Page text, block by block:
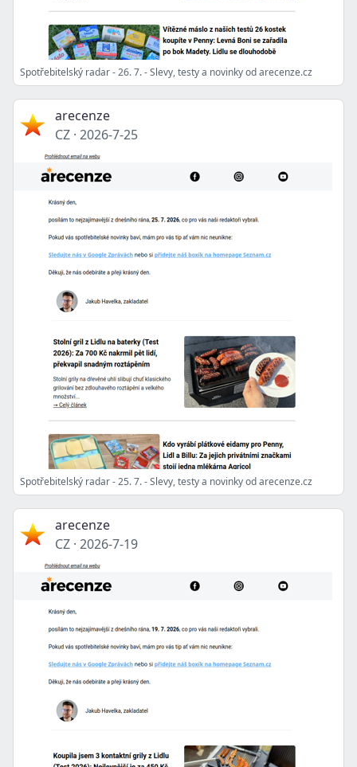
Spotřebitelský radar - 26. 7. - Slevy, testy a novinky od arecenze.cz
arecenze
CZ · 2026-7-25
Spotřebitelský radar - 25. 7. - Slevy, testy a novinky od arecenze.cz
arecenze
CZ · 2026-7-19